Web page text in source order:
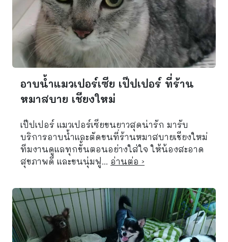
อาบน้ำแมวเปอร์เซีย เป๊ปเปอร์ ที่ร้าน
หมาสบาย เชียงใหม่
เป๊ปเปอร์ แมวเปอร์เซียขนยาวสุดน่ารัก มารับ
บริการอาบน้ำและตัดขนที่ร้านหมาสบายเชียงใหม่
ทีมงานดูแลทุกขั้นตอนอย่างใส่ใจ ให้น้องสะอาด
สุขภาพดี และขนนุ่มฟู... อ่านต่อ ›